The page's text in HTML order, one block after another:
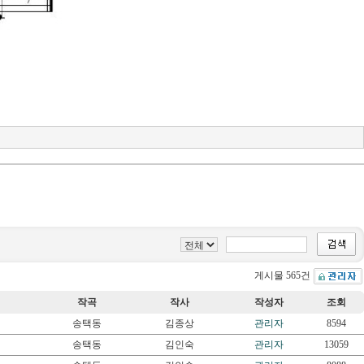
게시물 565건
작곡 작사 작성자
조회
송택동
김종상 관리자
8594
송택동
김인숙 관리자
13059